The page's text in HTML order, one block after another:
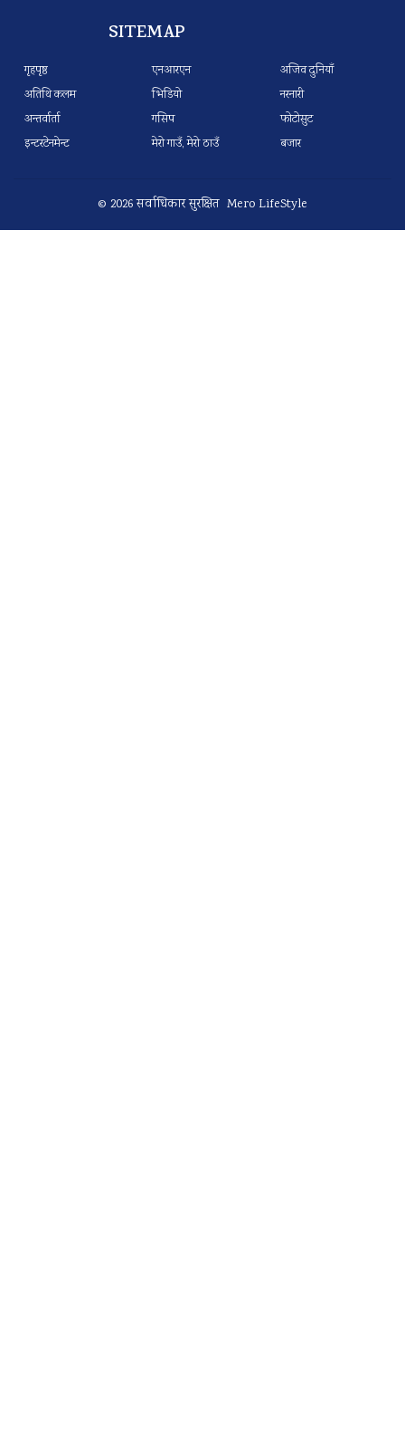
SITEMAP
गृहपृष्ठ
अतिथि कलम
अन्तर्वार्ता
इन्टरटेनमेन्ट
एनआरएन
भिडियो
गसिप
मेरो गाउँ, मेरो ठाउँ
अजिव दुनियाँ
नरनारी
फोटोसुट
बजार
© 2026 सर्वाधिकार सुरक्षित Mero LifeStyle